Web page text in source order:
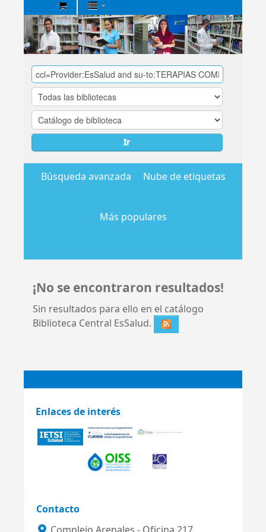
Biblioteca
Central
EsSalud
Ir
Búsqueda avanzada Nube de etiquetas
Más populares
¡No se encontraron resultados!
Sin resultados para ello en el catálogo
Biblioteca Central EsSalud.
Enlaces de interés
Contacto